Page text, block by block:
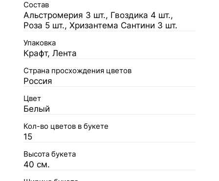
Состав
Альстромерия 3 шт., Гвоздика 4 шт.,
Роза 5 шт., Хризантема Сантини 3 шт.
Упаковка
Крафт, Лента
Страна просхождения цветов
Россия
Цвет
Белый
Кол-во цветов в букете
15
Высота букета
40 см.